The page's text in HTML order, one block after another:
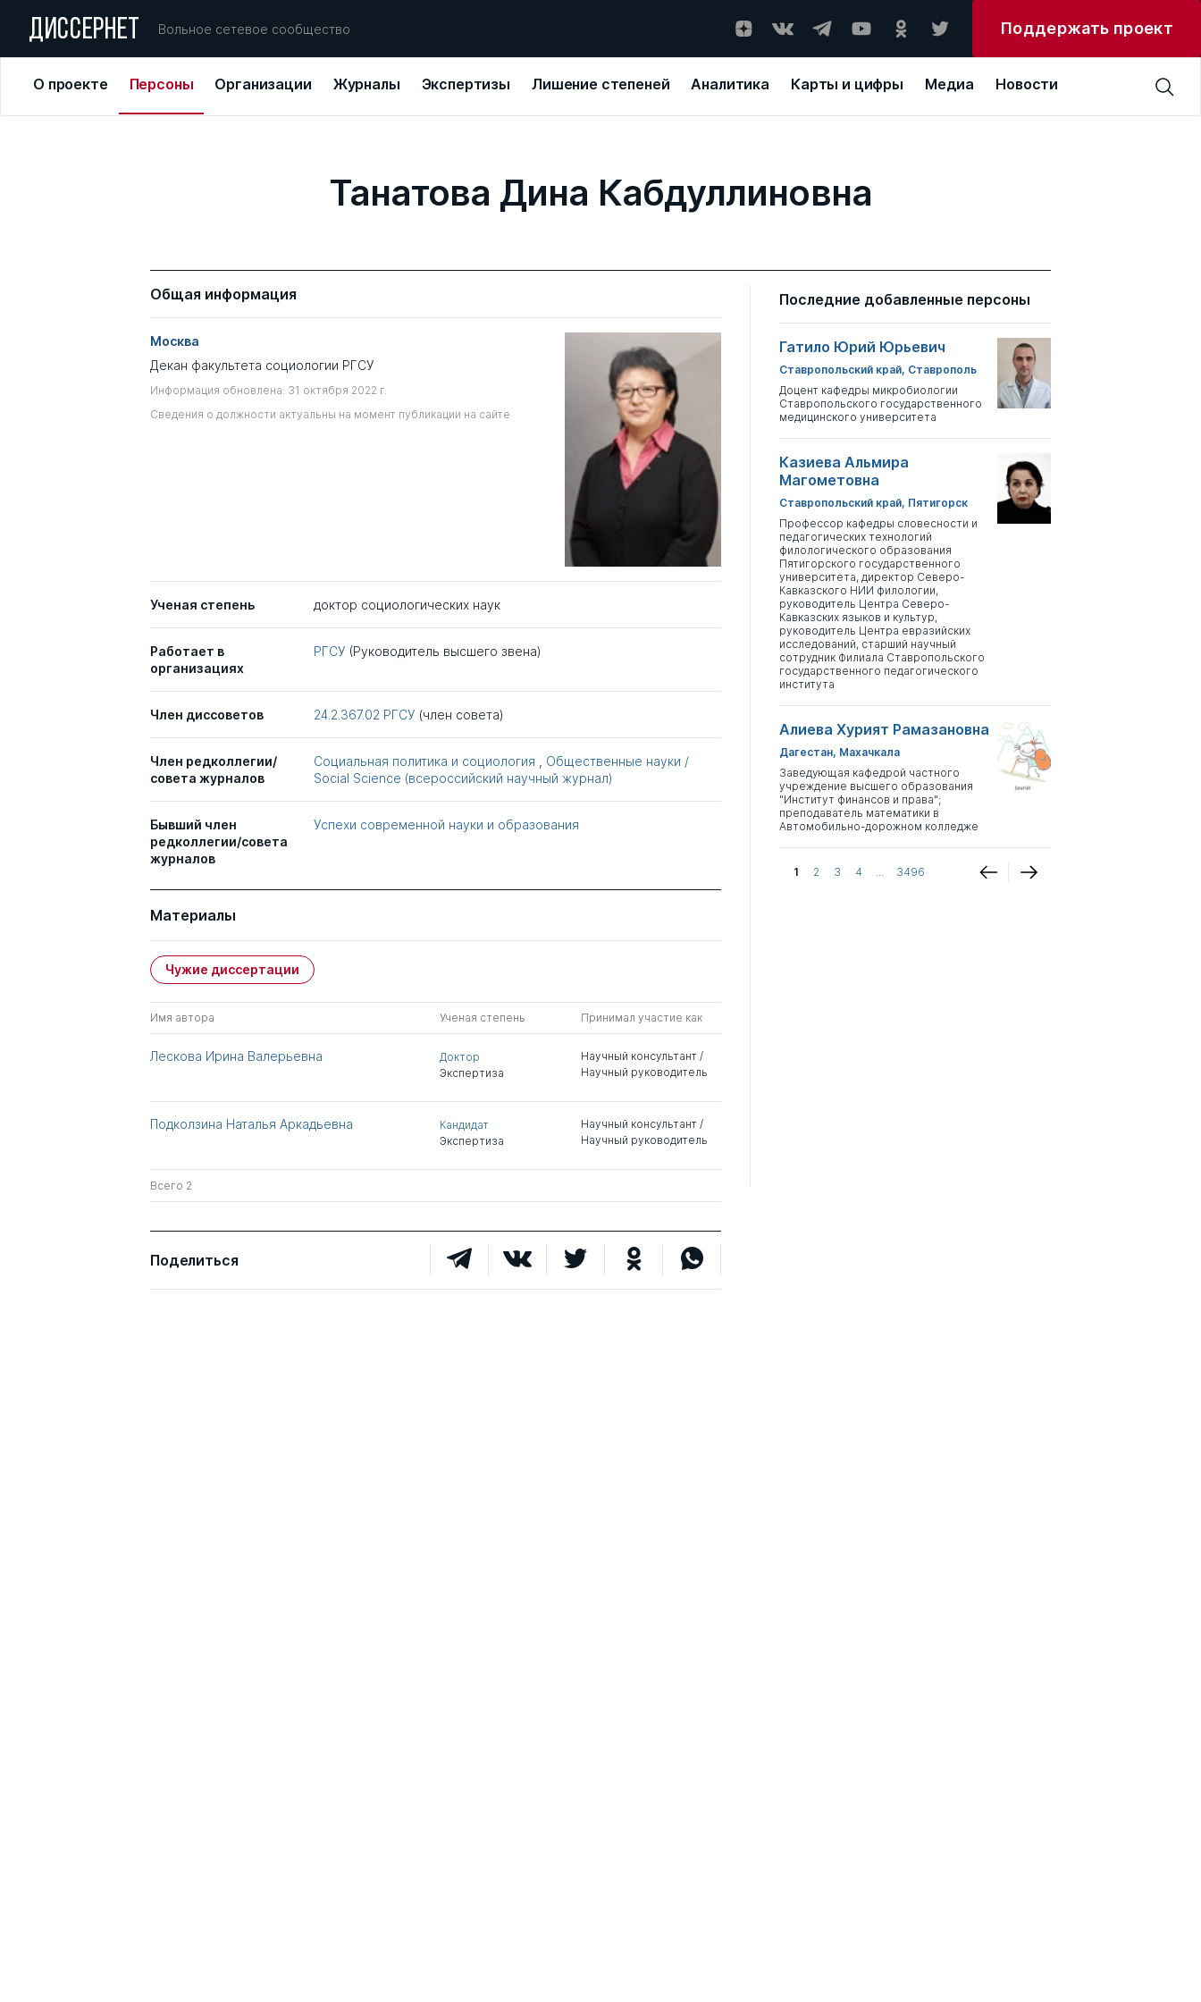
ДИССЕРНЕТ Вольное сетевое сообщество Поддержать проект
О проекте Персоны Организации Журналы Экспертизы Лишение степеней Аналитика Карты и цифры Медиа Новости
Танатова Дина Кабдуллиновна
Общая информация
Москва
Декан факультета социологии РГСУ
Информация обновлена: 31 октября 2022 г.
Сведения о должности актуальны на момент публикации на сайте
Ученая степень доктор социологических наук
Работает в
организациях
РГСУ (Руководитель высшего звена)
Член диссоветов 24.2.367.02 РГСУ (член совета)
Член редколлегии/
совета журналов
Социальная политика и социология
Общественные науки /
Social Science (всероссийский научный журнал)
Бывший член
редколлегии/совета
журналов
Успехи современной науки и образования
Материалы
Чужие диссертации
Имя автора Ученая степень Принимал участие как
Лескова Ирина Валерьевна
Доктор
Экспертиза
Научный консультант /
Научный руководитель
Подколзина Наталья Аркадьевна
Кандидат
Экспертиза
Научный консультант /
Научный руководитель
Всего 2
Поделиться
Последние добавленные персоны
Гатило Юрий Юрьевич
Ставропольский край, Ставрополь
Доцент кафедры микробиологии
Ставропольского государственного
медицинского университета
Казиева Альмира
Магометовна
Ставропольский край, Пятигорск
Профессор кафедры словесности и
педагогических технологий
филологического образования
Пятигорского государственного
университета, директор Северо-
Кавказского НИИ филологии,
руководитель Центра Северо-
Кавказских языков и культур,
руководитель Центра евразийских
исследований, старший научный
сотрудник Филиала Ставропольского
государственного педагогического
института
Алиева Хурият Рамазановна
Дагестан, Махачкала
Заведующая кафедрой частного
учреждение высшего образования
"Институт финансов и права";
преподаватель математики в
Автомобильно-дорожном колледже
1 2 3 4 ... 3496